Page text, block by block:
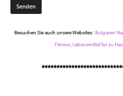
Besuchen Sie auch unsere Websites :Bulgarien
Fitness, Lebensmittel für zu